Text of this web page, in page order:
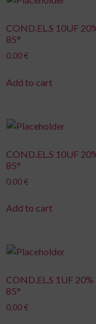
COND.EL.S 10UF
85°
0,00€
Add to cart
COND.EL.S 10UF
85°
0,00€
Add to cart
COND.EL.S 1UF
85°
0,00€